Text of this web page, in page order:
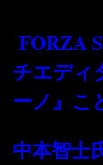
ECHOES SURF (
今シーズンよりス
Published on 3月 02,